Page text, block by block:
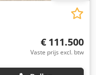
€ 111.500
Vaste prijs excl. btw